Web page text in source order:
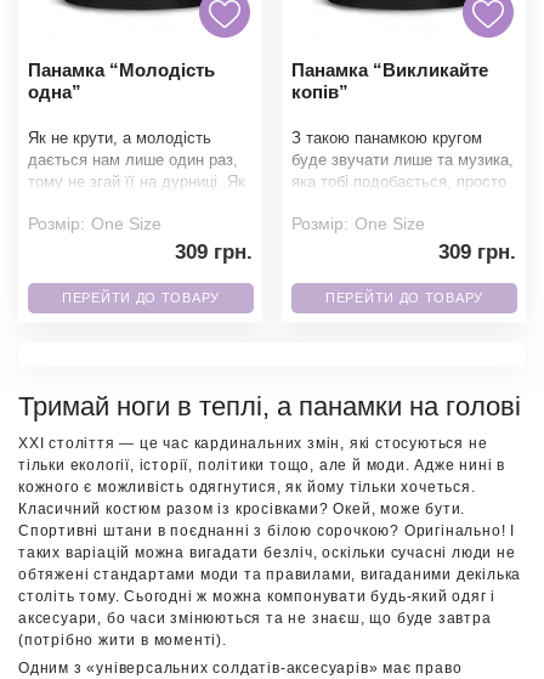
Панамка “Молодість
одна”
Як не крути, а молодість
дається нам лише один раз,
тому не згай її на дурниці. Як
панамку, щоб
Розмір: One Size
309 грн.
ПЕРЕЙТИ ДО ТОВАРУ
Панамка “Викликайте
копів”
З такою панамкою кругом
буде звучати лише та музика,
яка тобі подобається, просто
вечірках
Розмір: One Size
309 грн.
ПЕРЕЙТИ ДО ТОВАРУ
Тримай ноги в теплі, а панамки на голові
XXI століття — це час кардинальних змін, які стосуються не
тільки екології, історії, політики тощо, але й моди. Адже нині в
кожного є можливість одягнутися, як йому тільки хочеться.
Класичний костюм разом із кросівками? Окей, може бути.
Спортивні штани в поєднанні з білою сорочкою? Оригінально! І
таких варіацій можна вигадати безліч, оскільки сучасні люди не
обтяжені стандартами моди та правилами, вигаданими декілька
століть тому. Сьогодні ж можна компонувати будь-який одяг і
аксесуари, бо часи змінюються та не знаєш, що буде завтра
(потрібно жити в моменті).
Одним з «універсальних солдатів-аксесуарів» має право